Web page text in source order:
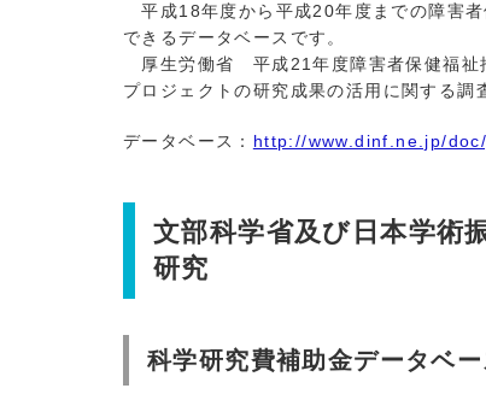
平成18年度から平成20年度までの障害者
できるデータベースです。
厚生労働省 平成21年度障害者保健福祉
プロジェクトの研究成果の活用に関する調
データベース： http://www.dinf.ne.jp/
文部科学省及び日本学術
研究
科学研究費補助金データベー